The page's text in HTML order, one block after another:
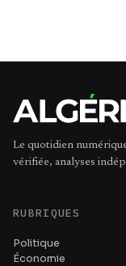
Le quotidien
vérifiée, analyses
RUBRIQUES
Politique
Économie